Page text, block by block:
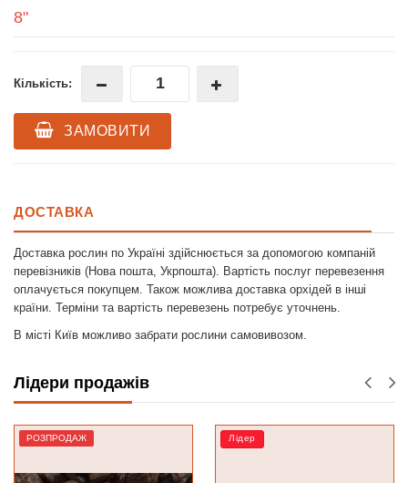
8"
Кількість:
ЗАМОВИТИ
ДОСТАВКА
Доставка рослин по Україні здійснюється за допомогою компаній
перевізників (Нова пошта, Укрпошта). Вартість послуг перевезення
оплачується покупцем. Також можлива доставка орхідей в інші
країни. Терміни та вартість перевезень потребує уточнень.
В місті Київ можливо забрати рослини самовивозом.
Лідери продажів
РОЗПРОДАЖ Лідер